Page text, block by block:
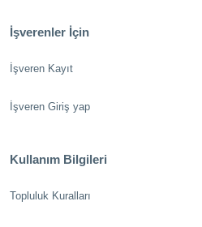
İşverenler İçin
İşveren Kayıt
İşveren Giriş yap
Kullanım Bilgileri
Topluluk Kuralları